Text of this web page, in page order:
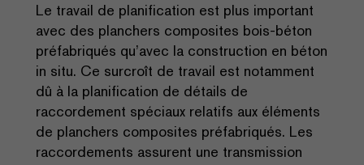
Le travail de planification est plus important
avec des planchers composites bois-béton
préfabriqués qu’avec la construction en béton
in situ. Ce surcroît de travail est notamment
dû à la planification de détails de
raccordement spéciaux relatifs aux éléments
de planchers composites préfabriqués. Les
raccordements assurent une transmission